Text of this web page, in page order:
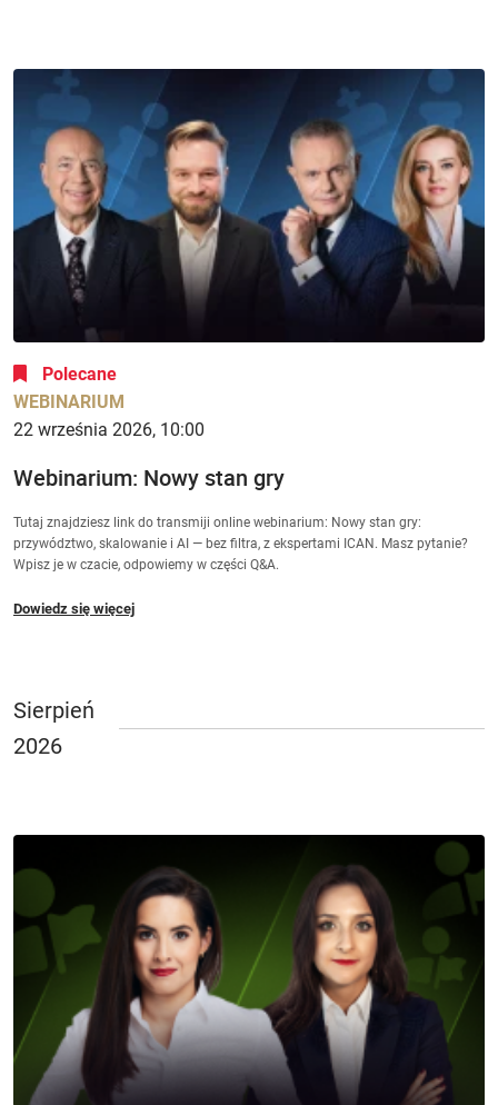
Polecane
WEBINARIUM
22 września 2026, 10:00
Webinarium: Nowy stan gry
Tutaj znajdziesz link do transmiji online webinarium: Nowy stan gry:
przywództwo, skalowanie i AI — bez filtra, z ekspertami ICAN. Masz pytanie?
Wpisz je w czacie, odpowiemy w części Q&A.
Dowiedz się więcej
Sierpień
2026